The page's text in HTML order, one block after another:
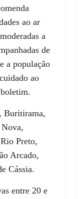
ao ar
a
de
a população
ao
Buritirama,
Preto,
Arcado,
Cássia.
entre 20 e